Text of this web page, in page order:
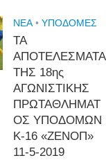
NEA • ΥΠΟΔΟΜΈΣ
ΤΑ
ΑΠΟΤΕΛΕΣΜΑΤΑ
ΤΗΣ 18ης
ΑΓΩΝΙΣΤΙΚΗΣ
ΠΡΩΤΑΘΛΗΜΑΤ
ΟΣ ΥΠΟΔΟΜΩΝ
Κ-16 «ΖΕΝΟΠ»
11-5-2019